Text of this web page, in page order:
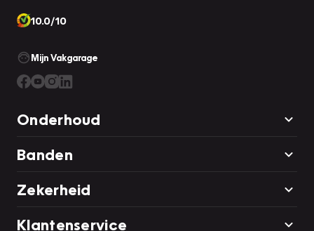
10.0/10
Mijn Vakgarage
Onderhoud
Banden
Zekerheid
Klantenservice